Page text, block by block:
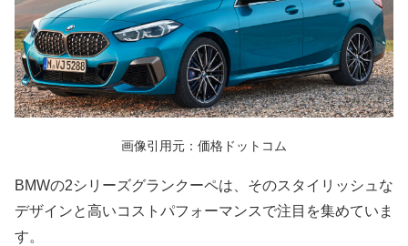
画像引用元：価格ドットコム
BMWの2シリーズグランクーペは、そのスタイリッシュな
デザインと高いコストパフォーマンスで注目を集めていま
す。